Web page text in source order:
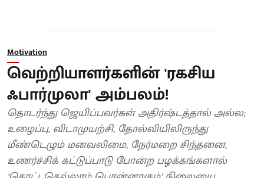
Motivation
வெற்றியாளர்களின் 'ரகசிய
ஃபார்முலா' அம்பலம்!
தொடர்ந்து ஜெயிப்பவர்கள் அதிர்ஷ்டத்தால் அல்ல;
உழைப்பு, விடாமுயற்சி, தோல்வியிலிருந்து
மீண்டெழும் மனவலிமை, நேர்மறை சிந்தனை,
உணர்ச்சிக் கட்டுப்பாடு போன்ற பழக்கங்களால்